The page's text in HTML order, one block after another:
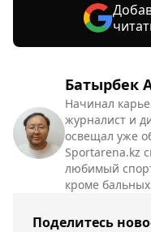
Батырбек
Начинал
журналист и
освещал уже
Sportarena.kz
любимый
кроме
Поделитесь